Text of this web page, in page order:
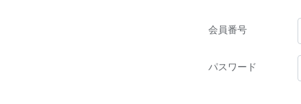
会員番号
パスワード